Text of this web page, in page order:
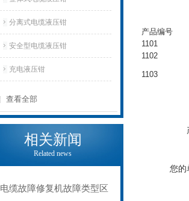
分离式电缆液压钳
安全型电缆液压钳
充电液压钳
查看全部
相关新闻
Related news
电缆故障修复机故障类型区
产品编号
1101
1102
1103
您的